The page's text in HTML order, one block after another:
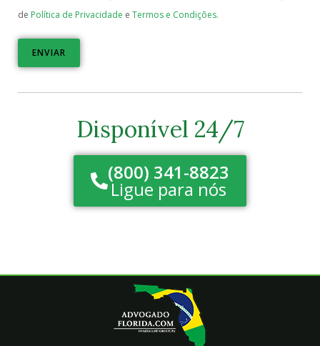
de Política de Privacidade e Termos e Condições.
ENVIAR
Disponível 24/7
(800) 341-8823
Ligue para nós